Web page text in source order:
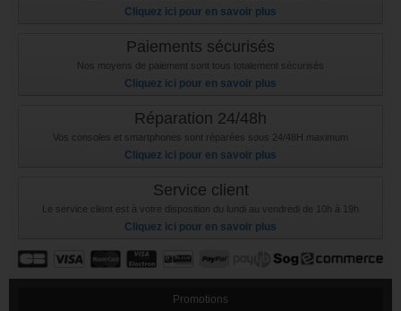
Cliquez ici pour en savoir plus
Paiements sécurisés
Nos moyens de paiement sont tous totalement sécurisés
Cliquez ici pour en savoir plus
Réparation 24/48h
Vos consoles et smartphones sont réparées sous 24/48H maximum
Cliquez ici pour en savoir plus
Service client
Le service client est à votre disposition du lundi au vendredi de 10h à 19h
Cliquez ici pour en savoir plus
Promotions